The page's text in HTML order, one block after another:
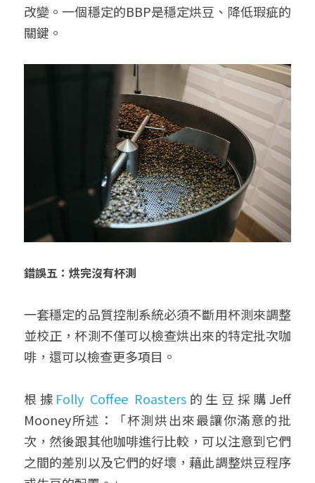
改變。一個穩定的BBP是穩定烘豆、降低瑕疵的
關鍵。
錯誤五：烘完沒有杯測
一套穩定的品質控制系統必須不斷用杯測來調整
並校正，杯測不僅可以檢查烘出來的特定批次咖
啡，還可以檢查更多項目。
根據 Folly Coffee Roasters的生豆採購Jeff
Mooney所述：「杯測烘出來最讓你滿意的批
次，然後跟其他咖啡進行比較，可以注意到它們
之間的差別以及它們的好壞，藉此調整烘豆程序